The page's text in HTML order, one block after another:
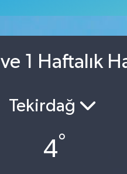
1 Haftalık
Tekirdağ
4°